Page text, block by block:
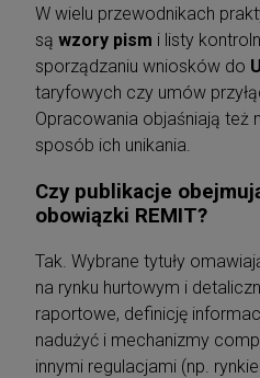
W wielu przewodnikach
są wzory pism i listy
sporządzaniu wniosków do
taryfowych czy umów
Opracowania objaśniają też
sposób ich unikania.
Czy publikacje
obowiązki REMIT?
Tak. Wybrane tytuły
na rynku hurtowym i
raportowe, definicję
nadużyć i mechanizmy
innymi regulacjami (np.